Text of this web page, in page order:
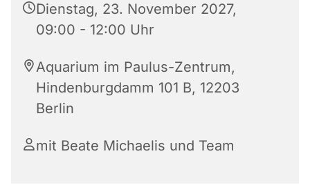
Dienstag, 23. November 2027,
09:00 - 12:00 Uhr
Aquarium im Paulus-Zentrum,
Hindenburgdamm 101 B, 12203
Berlin
mit Beate Michaelis und Team